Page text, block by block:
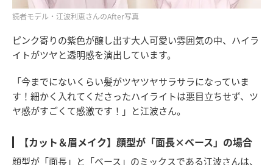
読者モデル・江波利恵さんのAfter写真
ピンク寄りの紫色が醸し出す大人可愛い雰囲気の中、ハイラ
イトがツヤと透明感を演出しています。
「今までにないくらい髪がツヤツヤサラサラになっていま
す！細かく入れてくださったハイライトは悪目立ちせず、ツ
ヤ感がすごくて感激です！」と江波さん。
【カット＆眉メイク】顔型が「面長×ベース」の場合
顔型が「面長」と「ベース」のミックスである江波さんは、